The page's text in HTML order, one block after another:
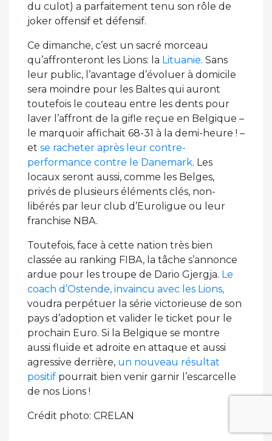
du culot) a parfaitement tenu son rôle de
joker offensif et défensif.
Ce dimanche, c’est un sacré morceau
qu’affronteront les Lions: la Lituanie. Sans
leur public, l’avantage d’évoluer à domicile
sera moindre pour les Baltes qui auront
toutefois le couteau entre les dents pour
laver l’affront de la gifle reçue en Belgique –
le marquoir affichait 68-31 à la demi-heure ! –
et se racheter après leur contre-
performance contre le Danemark. Les
locaux seront aussi, comme les Belges,
privés de plusieurs éléments clés, non-
libérés par leur club d’Euroligue ou leur
franchise NBA.
Toutefois, face à cette nation très bien
classée au ranking FIBA, la tâche s’annonce
ardue pour les troupe de Dario Gjergja. Le
coach d’Ostende, invaincu avec les Lions,
voudra perpétuer la série victorieuse de son
pays d’adoption et valider le ticket pour le
prochain Euro. Si la Belgique se montre
aussi fluide et adroite en attaque et aussi
agressive derrière, un nouveau résultat
positif pourrait bien venir garnir l’escarcelle
de nos Lions !
Crédit photo: CRELAN